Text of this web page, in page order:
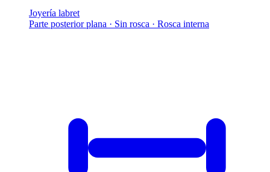
Joyería labret
Parte posterior plana · Sin rosca · Rosca interna